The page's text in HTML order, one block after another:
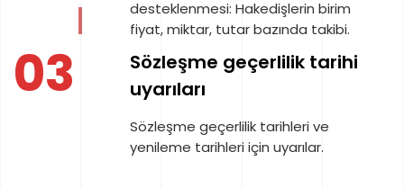
desteklenmesi: Hakedişlerin birim
fiyat, miktar, tutar bazında takibi.
03
Sözleşme geçerlilik tarihi
uyarıları
Sözleşme geçerlilik tarihleri ve
yenileme tarihleri için uyarılar.